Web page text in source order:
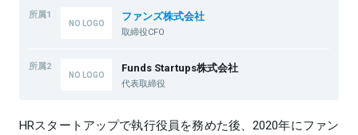
所属1 ファンズ株式会社
取締役CFO
所属2 Funds Startups株式会社
代表取締役
HRスタートアップで執行役員を務めた後、2020年にファン